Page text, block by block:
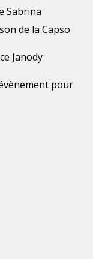
Sabrina
de la Capso
Janody
pour